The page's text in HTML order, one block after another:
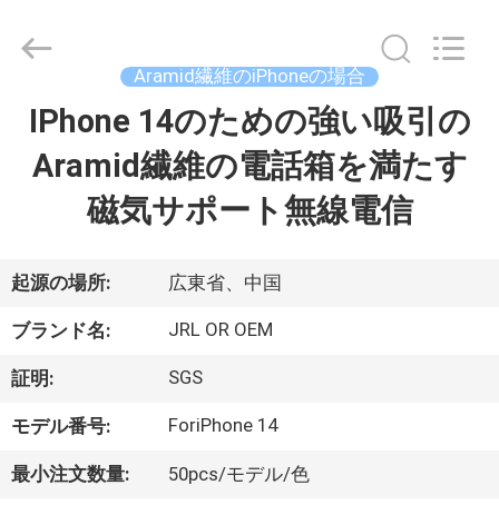
家
動
画
VR
シ
2026
Shenzhen
Reserved.
Aramid繊維のiPhoneの場合
IPhone 14のための強い吸引の
Aramid繊維の電話箱を満たす
磁気サポート無線電信
起源の場所: 広東省、中国
ブランド名: JRL OR OEM
証明: SGS
モデル番号: ForiPhone 14
最小注文数量: 50pcs/モデル/色